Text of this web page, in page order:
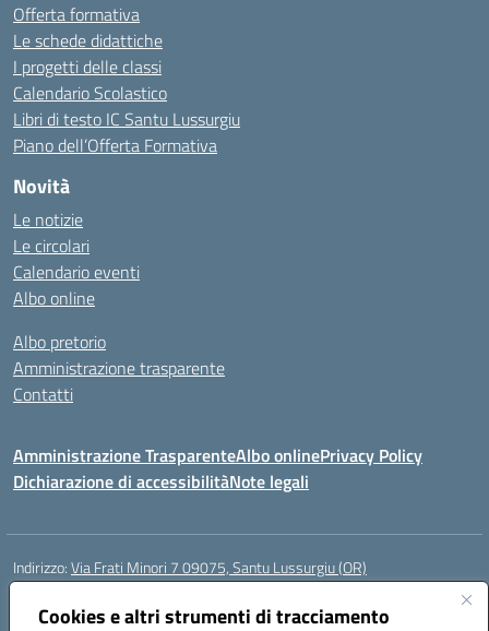
Cookies e altri strumenti di tracciamento
Offerta formativa
Le schede didattiche
I progetti delle classi
Calendario Scolastico
Libri di testo IC Santu Lussurgiu
Piano dell’Offerta Formativa
Novità
Le notizie
Le circolari
Calendario eventi
Albo online
Albo pretorio
Amministrazione trasparente
Contatti
Amministrazione TrasparenteAlbo onlinePrivacy Policy
Dichiarazione di accessibilitàNote legali
Indirizzo:Via Frati Minori 7 09075, Santu Lussurgiu (OR)
Centralino:
Posta elettronica certificata (PEC):oric80600g@pec.istruzione.it